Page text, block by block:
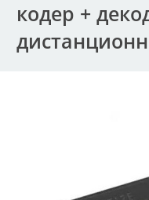
кодер +